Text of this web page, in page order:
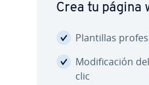
Crea tu página
Pla­n­ti­llas
Mo­di­fi­ca­ción
clic